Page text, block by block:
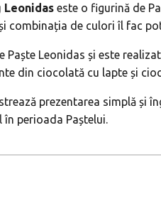
Leonidas este o figurină de
combinația de culori îl fac
Leonidas și este
din ciocolată cu lapte și
prezentarea simplă și
perioada Paștelui.